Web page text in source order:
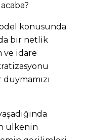
konusunda
bir netlik
ve idare
ülkenin